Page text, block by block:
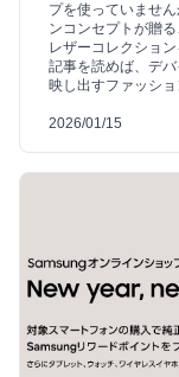
プを使っていませ
ンコンセプトが贈
レザーコレクショ
記事を読めば、デ
映し出すファッシ
2026/01/15